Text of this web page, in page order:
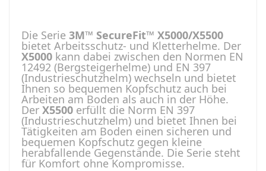
Die Serie 3M™ SecureFit™ X5000/X5500
bietet Arbeitsschutz- und Kletterhelme. Der
X5000 kann dabei zwischen den Normen EN
12492 (Bergsteigerhelme) und EN 397
(Industrieschutzhelm) wechseln und bietet
Ihnen so bequemen Kopfschutz auch bei
Arbeiten am Boden als auch in der Höhe.
Der X5500 erfüllt die Norm EN 397
(Industrieschutzhelm) und bietet Ihnen bei
Tätigkeiten am Boden einen sicheren und
bequemen Kopfschutz gegen kleine
herabfallende Gegenstände. Die Serie steht
für Komfort ohne Kompromisse.